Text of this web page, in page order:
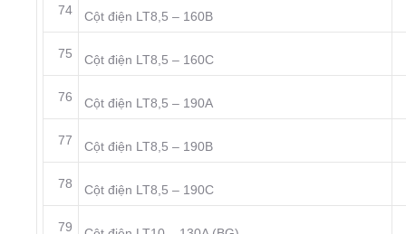
74 Cột điện LT8,5 – 160B
75 Cột điện LT8,5 – 160C
76 Cột điện LT8,5 – 190A
77 Cột điện LT8,5 – 190B
78 Cột điện LT8,5 – 190C
79